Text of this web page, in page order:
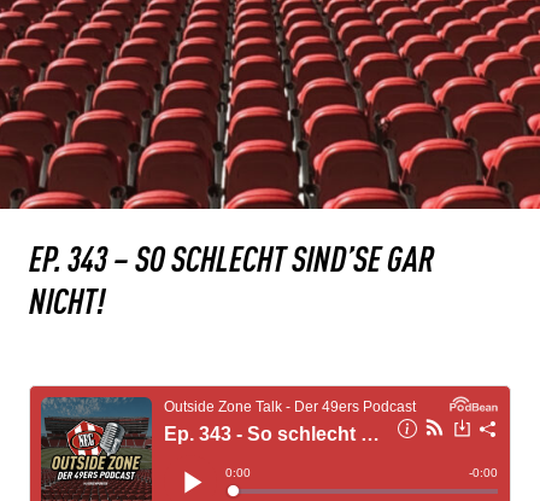
EP. 343 – SO SCHLECHT SIND’SE GAR
NICHT!